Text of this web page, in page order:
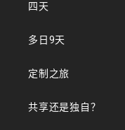
四天
多日9天
定制之旅
共享还是独自？